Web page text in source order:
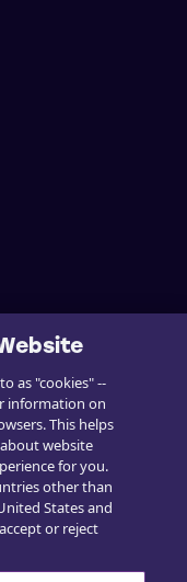
as "cookies" --
information on
This helps
website
for you.
other than
States and
or reject